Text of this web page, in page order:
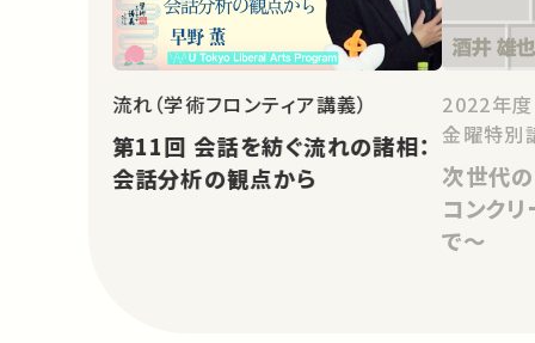
流れ（学術フロンティア講義）
第11回 会話を紡ぐ流れの諸相：
会話分析の観点から
2022年度
金曜特別
次世代
コンク
で～